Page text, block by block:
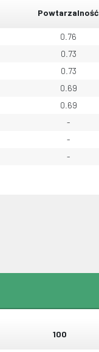
Powtarzalność
0.76
0.73
0.73
0.69
0.69
-
-
-
100